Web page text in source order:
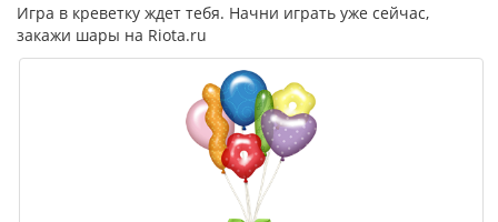
Игра в креветку ждет тебя. Начни играть уже сейчас,
закажи шары на Riota.ru